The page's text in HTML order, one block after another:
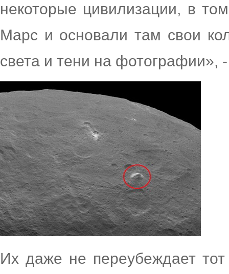
некоторые цивилизации, в
Марс и основали там свои
света и тени на фотографии»,
Их даже не переубеждает